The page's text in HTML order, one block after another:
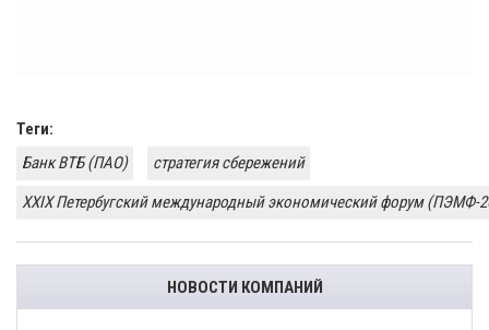
Теги:
Банк ВТБ (ПАО)
стратегия сбережений
XXIX Петербугский международный экономический форум (ПЭМФ-
НОВОСТИ КОМПАНИЙ